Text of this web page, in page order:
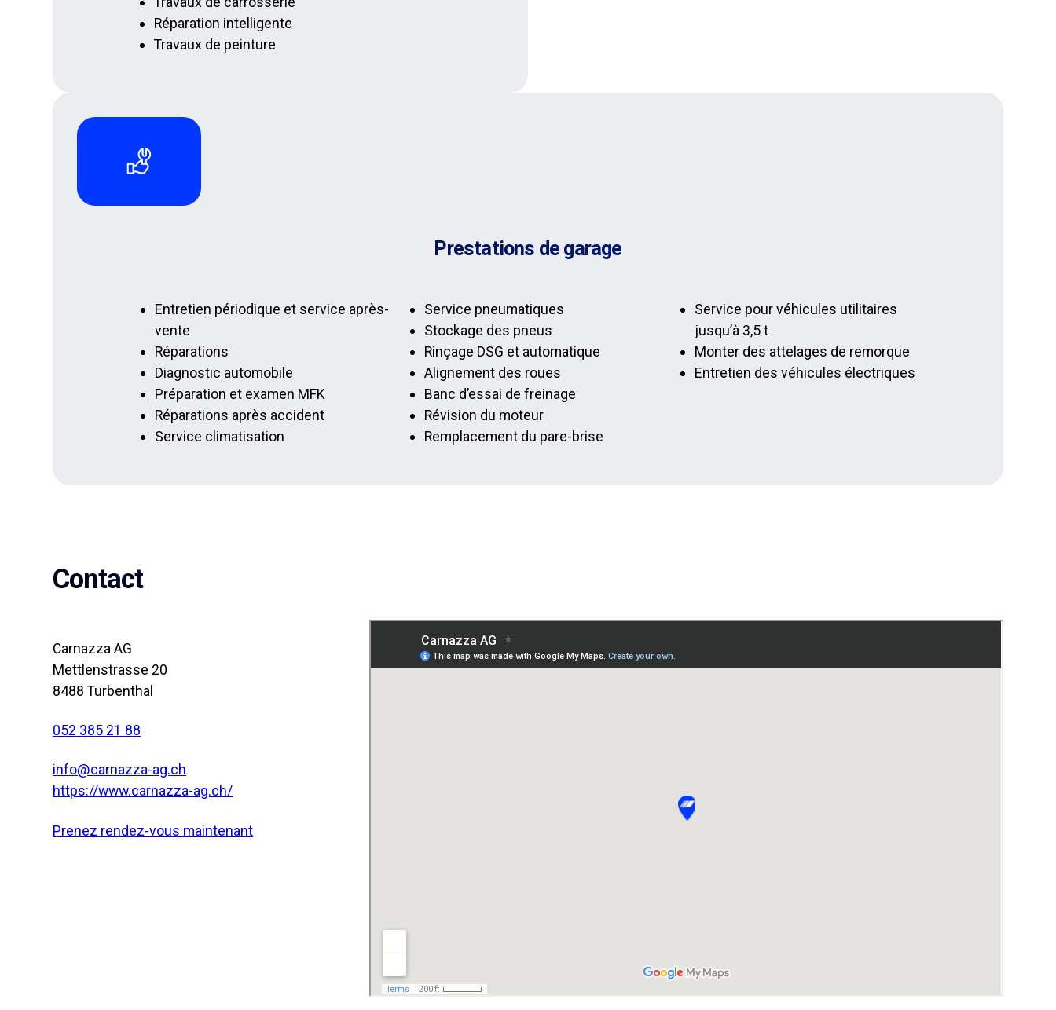
Réparation intelligente
Travaux de peinture
Prestations de garage
Entretien périodique et service après-
vente
Réparations
Diagnostic automobile
Préparation et examen MFK
Réparations après accident
Service climatisation
Service pneumatiques
Stockage des pneus
Rinçage DSG et automatique
Alignement des roues
Banc d’essai de freinage
Révision du moteur
Remplacement du pare-brise
Service pour véhicules utilitaires
jusqu’à 3,5 t
Monter des attelages de remorque
Entretien des véhicules électriques
Contact
Carnazza AG
Mettlenstrasse 20
8488 Turbenthal
052 385 21 88
info@carnazza-ag.ch
https://www.carnazza-ag.ch/
Prenez rendez-vous maintenant